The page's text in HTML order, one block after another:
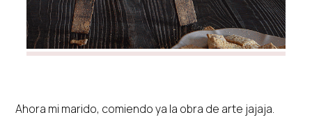
Ahora mi marido, comiendo ya la obra de arte jajaja.